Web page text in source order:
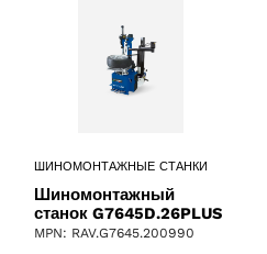
ШИНОМОНТАЖНЫЕ СТАНКИ
Шиномонтажный
станок G7645D.26PLUS
MPN: RAV.G7645.200990